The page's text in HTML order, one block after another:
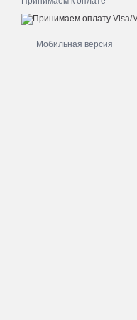
Мобильная версия